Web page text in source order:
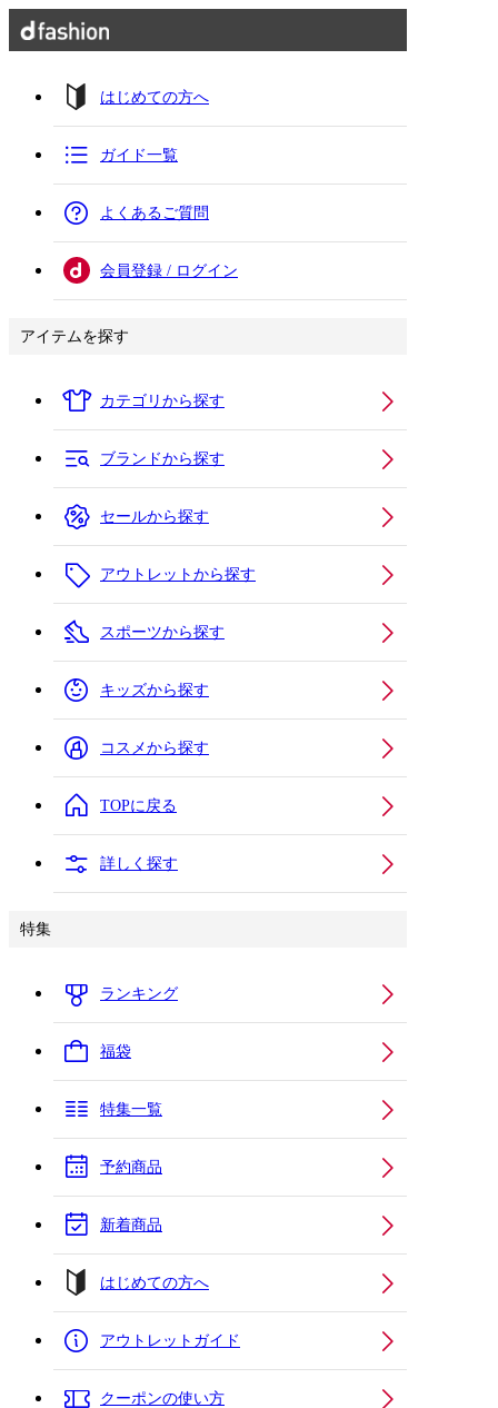
はじめての方へ
ガイド一覧
よくあるご質問
会員登録 / ログイン
アイテムを探す
カテゴリから探す
ブランドから探す
セールから探す
アウトレットから探す
スポーツから探す
キッズから探す
コスメから探す
TOPに戻る
詳しく探す
特集
ランキング
福袋
特集一覧
予約商品
新着商品
はじめての方へ
アウトレットガイド
クーポンの使い方